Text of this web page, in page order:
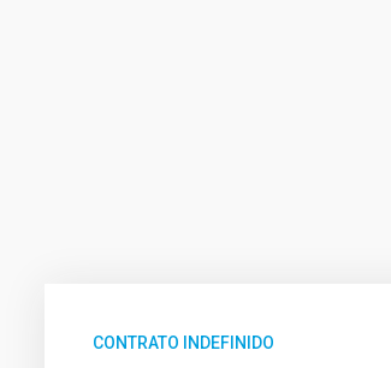
CONTRATO INDEFINIDO